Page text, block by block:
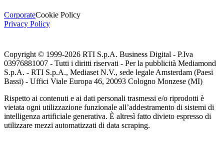
CorporateCookie Policy
Privacy Policy
Copyright © 1999-2026 RTI S.p.A. Business Digital - P.Iva
03976881007 - Tutti i diritti riservati - Per la pubblicità Mediamond
S.p.A. - RTI S.p.A., Mediaset N.V., sede legale Amsterdam (Paesi
Bassi) - Uffici Viale Europa 46, 20093 Cologno Monzese (MI)
Rispetto ai contenuti e ai dati personali trasmessi e/o riprodotti è
vietata ogni utilizzazione funzionale all’addestramento di sistemi di
intelligenza artificiale generativa. È altresì fatto divieto espresso di
utilizzare mezzi automatizzati di data scraping.